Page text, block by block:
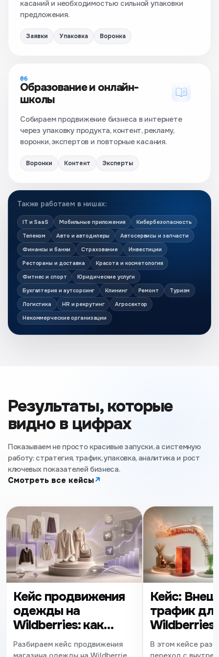
касаний и необходимостью сильной упаковки
предложения.
Заявки Упаковка Воронка
06
Образование и онлайн-
школы
Собираем продвижение бизнеса в интернете
через упаковку продукта, контент, рекламу,
воронки, экспертов и повторные касания.
Воронки Контент Эксперты
Также работаем в нишах:
IT и SaaS Мобильные приложения
Кибербезопасность
Телеком
Авто и автодилеры
Автосервисы и запчасти
Финансы и банки
Страхование
Инвестиции
Рестораны и доставка
Красота и косметология
Фитнес и спорт
Юридические услуги
Бухгалтерия и аутсорсинг
Клининг Ремонт
Туризм
Логистика
HR и рекрутинг
Агросектор
Некоммерческие организации
Результаты, которые
видно в цифрах
Показываем не просто красивые запуски, а системную
работу: стратегия, трафик, упаковка, аналитика и рост
ключевых показателей бизнеса.
Смотреть все кейсы↗
Кейс продвижения
одежды на
Wildberries: как
увеличить продажи
в fashion-нише
Разбираем кейс продвижения
Кейс:
трафик
заказов на
снижения
В этом кейсе